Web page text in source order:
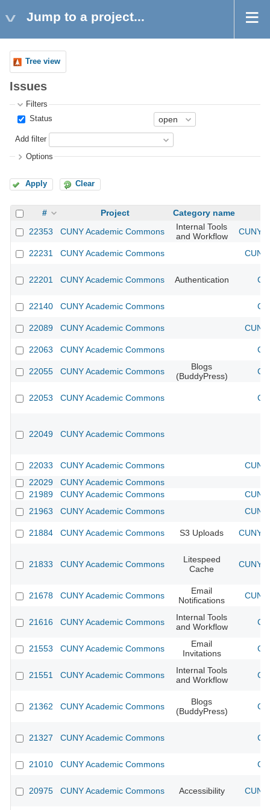
Jump to a project...
Tree view
Issues
Filters
Status
Add filter
Options
Apply Clear
# Project
Category name
22353
CUNY Academic Commons
Internal Tools
and Workflow
CUNY
22231 CUNY Academic Commons
22201 CUNY Academic Commons Authentication
22140 CUNY Academic Commons
22089 CUNY Academic Commons
22063 CUNY Academic Commons
22055 CUNY Academic Commons
Blogs
(BuddyPress)
22053 CUNY Academic Commons
22049 CUNY Academic Commons
22033 CUNY Academic Commons
22029
CUNY Academic Commons
21989
CUNY Academic Commons
21963
CUNY Academic Commons
21884 CUNY Academic Commons S3 Uploads CUNY
21833 CUNY Academic Commons
Litespeed
Cache
CUNY
21678 CUNY Academic Commons
Email
Notifications
21616 CUNY Academic Commons
Internal Tools
and Workflow
21553 CUNY Academic Commons
Email
Invitations
21551 CUNY Academic Commons
Internal Tools
and Workflow
21362 CUNY Academic Commons
Blogs
(BuddyPress)
21327 CUNY Academic Commons
21010 CUNY Academic Commons
20975 CUNY Academic Commons Accessibility